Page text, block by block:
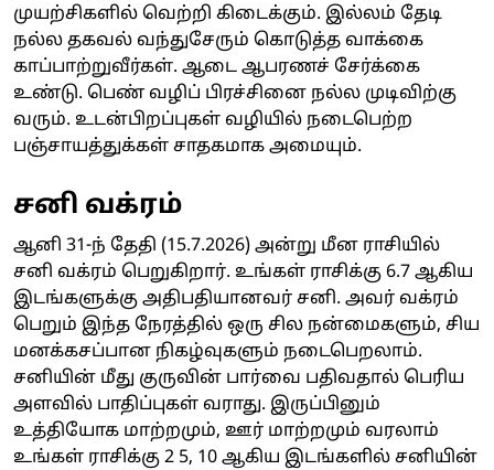
முயற்சிகளில் வெற்றி கிடைக்கும். இல்லம் தேடி
நல்ல தகவல் வந்துசேரும் கொடுத்த வாக்கை
காப்பாற்றுவீர்கள். ஆடை ஆபரணச் சேர்க்கை
உண்டு. பெண் வழிப் பிரச்சினை நல்ல முடிவிற்கு
வரும். உடன்பிறப்புகள் வழியில் நடைபெற்ற
பஞ்சாயத்துக்கள் சாதகமாக அமையும்.
சனி வக்ரம்
ஆனி 31-ந் தேதி (15.7.2026) அன்று மீன ராசியில்
சனி வக்ரம் பெறுகிறார். உங்கள் ராசிக்கு 6.7 ஆகிய
இடங்களுக்கு அதிபதியானவர் சனி. அவர் வக்ரம்
பெறும் இந்த நேரத்தில் ஒரு சில நன்மைகளும், சிய
மனக்கசப்பான நிகழ்வுகளும் நடைபெறலாம்.
சனியின் மீது குருவின் பார்வை பதிவதால் பெரிய
அளவில் பாதிப்புகள் வராது. இருப்பினும்
உத்தியோக மாற்றமும், ஊர் மாற்றமும் வரலாம்
உங்கள் ராசிக்கு 2 5, 10 ஆகிய இடங்களில் சனியின்